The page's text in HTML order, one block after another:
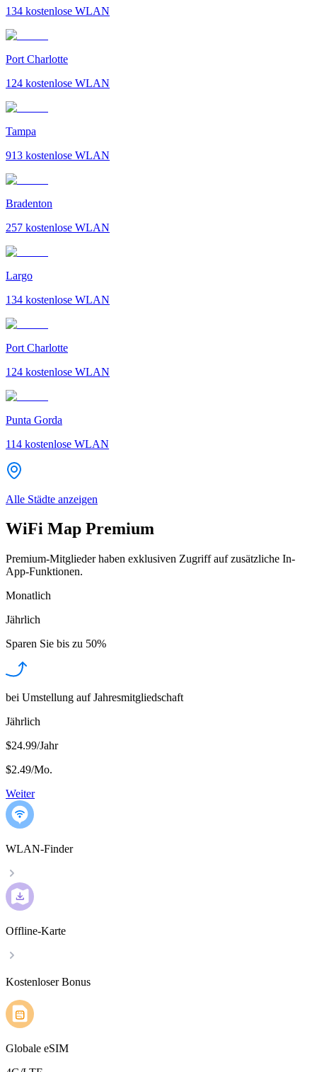
134 kostenlose WLAN
Port Charlotte
124 kostenlose WLAN
Tampa
913 kostenlose WLAN
Bradenton
257 kostenlose WLAN
Largo
134 kostenlose WLAN
Port Charlotte
124 kostenlose WLAN
Punta Gorda
114 kostenlose WLAN
Alle Städte anzeigen
WiFi Map Premium
Premium-Mitglieder haben exklusiven Zugriff auf zusätzliche In-
App-Funktionen.
Monatlich
Jährlich
Sparen Sie bis zu 50%
bei Umstellung auf Jahresmitgliedschaft
Jährlich
$24.99/Jahr
$2.49/Mo.
Weiter
WLAN-Finder
Offline-Karte
Kostenloser Bonus
Globale eSIM